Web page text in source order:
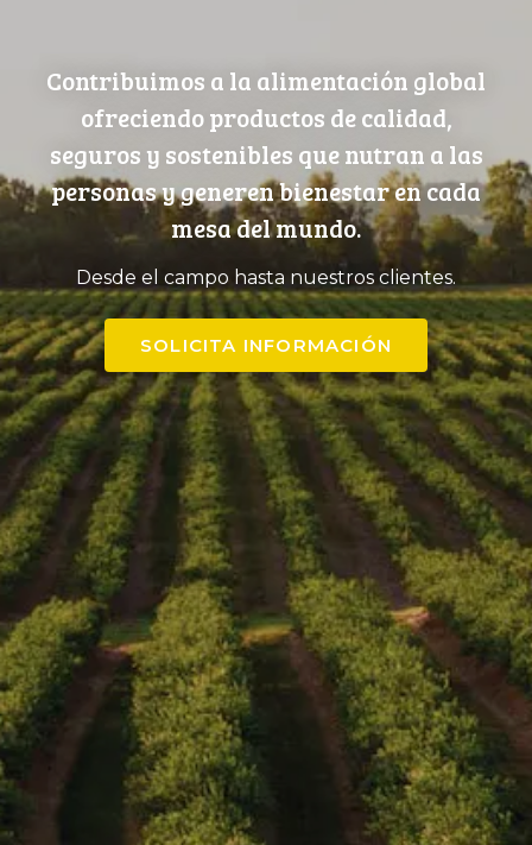
Contribuimos a la alimentación global
ofreciendo productos de calidad,
seguros y sostenibles que nutran a las
personas y generen bienestar en cada
mesa del mundo.
Desde el campo hasta nuestros clientes.
SOLICITA INFORMACIÓN